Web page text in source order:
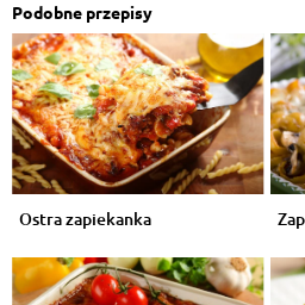
Podobne przepisy
Ostra zapiekanka